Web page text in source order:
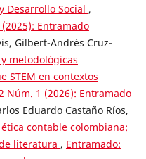
Desarrollo Social ,
Entramado
Gilbert-Andrés Cruz-
metodológicas
STEM en contextos
Núm. 1 (2026): Entramado
Eduardo Castaño Ríos,
contable colombiana:
literatura , Entramado: